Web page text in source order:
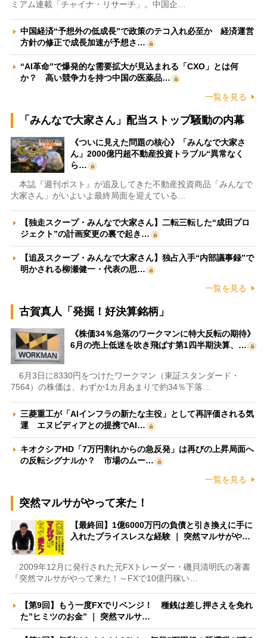
ミアム連載「チャイナ・リサーチ」。中国企…
中国経済“予想外の低成長”で政策のテコ入れ必至か 経済運営
方針の修正で成長加速が予想さ…
“AI革命”で爆発的な需要拡大が見込まれる「CXO」とは何
か？ 高い競争力を持つ中国の医薬品…
一覧を見る
「みんなで大家さん」配当ストップ騒動の内幕
《ついに見えた問題の核心》「みんなで大家さ
ん」2000億円超不動産投資トラブル“異常なく
ら…
本誌『週刊ポスト』が追及してきた不動産投資商品「みんなで
大家さん」がいよいよ最終局面を迎えている…
【独走スクープ・みんなで大家さん】二転三転した“成田プロ
ジェクト”の計画変更の裏で起き…
【追及スクープ・みんなで大家さん】独占入手“内部議事録”で
明かされる柳瀬健一・代表の思…
一覧を見る
古賀真人「発掘！好決算銘柄」
《株価34％急落のワークマンに特大反転の期待》
6月の売上低迷を吹き飛ばす第1四半期決算、…
6月3日に8330円をつけたワークマン（東証スタンダード・
7564）の株価は、わずか1カ月あまりで約34％下落…
三菱重工が「AIインフラの新たな主役」として再評価される気
運 エヌビディアとの提携でAI…
キオクシアHD「7万円割れからの急反発」は再びの上昇局面へ
の反転シグナルか？ 市場のムー…
一覧を見る
突然マルサがやって来た！
【最終回】1億6000万円の負債と引き換えに手に
入れたプライスレスな経験 ｜ 突然マルサがや…
2009年12月に発行された元FXトレーダー・磯貝清明氏の著書
『突然マルサがやって来た！～FXで10億円稼い…
【第9回】もう一度FXでリベンジ！ 種銭は差し押さえを免れ
た”ヒミツのお金” ｜ 突然マルサ…